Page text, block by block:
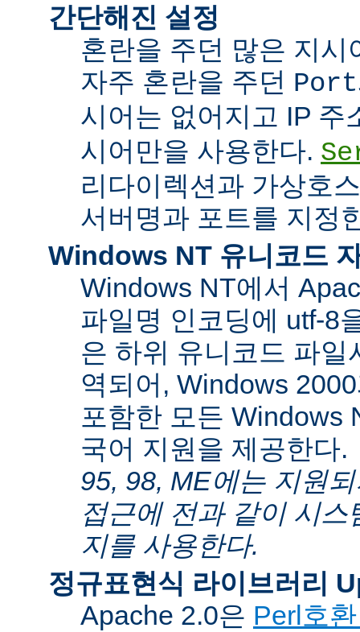
간단해진 설정
혼란을 주던 많은 지시
자주 혼란을 주던 Port
시어는 없어지고 IP 주
시어만을 사용한다.
리다이렉션과 가상호
서버명과 포트를 지정
Windows NT 유니코드
Windows NT에서
파일명 인코딩에 utf-8
은 하위 유니코드 파일
역되어, Windows
포함한 모든 Windows
국어 지원을 제공한다.
95, 98, ME에는 지원
접근에 전과 같이 시
지를 사용한다.
정규표현식 라이브러리
Apache 2.0은 Perl호